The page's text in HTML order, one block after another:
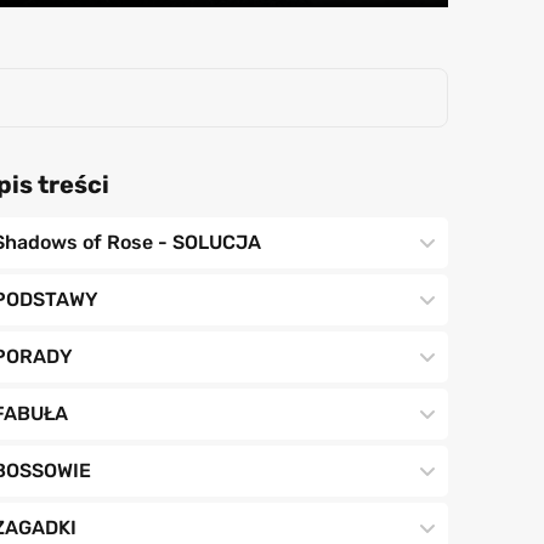
treści
of Rose - SOLUCJA